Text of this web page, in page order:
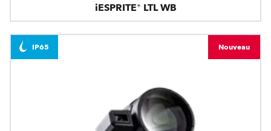
iESPRITE® LTL WB
IP65 Nouveau